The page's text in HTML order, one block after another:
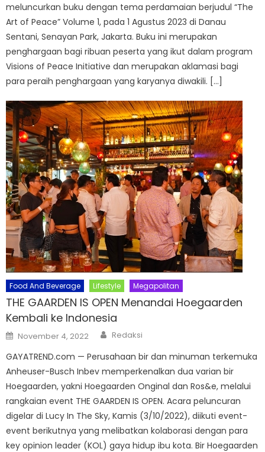
meluncurkan buku dengan tema perdamaian berjudul “The
Art of Peace” Volume 1, pada 1 Agustus 2023 di Danau
Sentani, Senayan Park, Jakarta. Buku ini merupakan
penghargaan bagi ribuan peserta yang ikut dalam program
Visions of Peace Initiative dan merupakan aklamasi bagi
para peraih penghargaan yang karyanya diwakili. […]
Food And Beverage Lifestyle Megapolitan
THE GAARDEN IS OPEN Menandai Hoegaarden
Kembali ke Indonesia
Posted
on
November 4, 2022 Author
Redaksi
GAYATREND.com — Perusahaan bir dan minuman terkemuka
Anheuser-Busch Inbev memperkenalkan dua varian bir
Hoegaarden, yakni Hoegaarden Onginal dan Ros&e, melalui
rangkaian event THE GAARDEN IS OPEN. Acara peluncuran
digelar di Lucy In The Sky, Kamis (3/10/2022), diikuti event-
event berikutnya yang melibatkan kolaborasi dengan para
key opinion leader (KOL) gaya hidup ibu kota. Bir Hoegaarden